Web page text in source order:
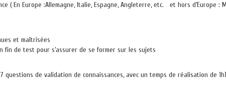
( En Europe :Allemagne, Italie, Espagne, Angleterre, etc. et hors d’Europe :
et maîtrisées
fin de test pour s’assurer de se former sur les sujets
questions de validation de connaissances, avec un temps de réalisation de